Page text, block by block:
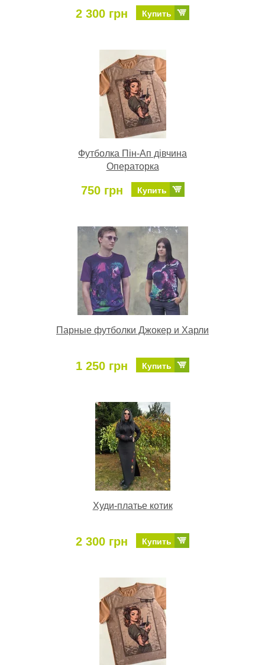
2 300 грн Купить
Футболка Пін-Ап дівчина
Операторка
750 грн Купить
Парные футболки Джокер и Харли
1 250 грн Купить
Худи-платье котик
2 300 грн Купить